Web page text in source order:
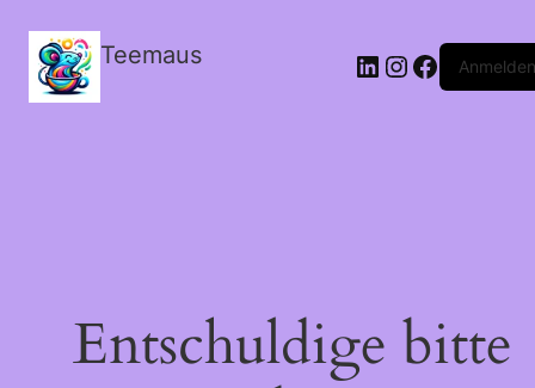
Teemaus LinkedIn
Instagram
FacebookAnmelden
Entschuldige bitte